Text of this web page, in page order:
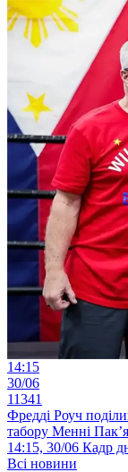
14:15
30/06
11341
Фредді Роуч
табору Менні
14:15, 30/06 Кадр
Всі новини